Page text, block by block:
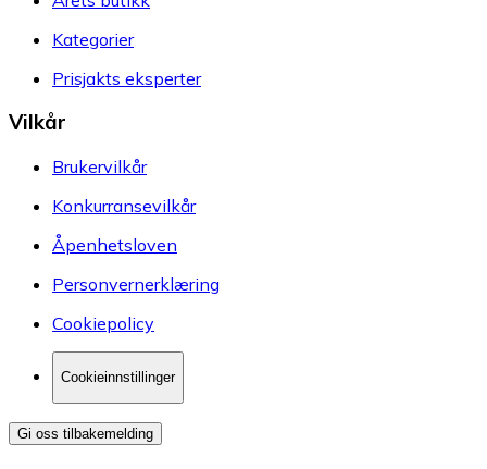
Kategorier
Prisjakts eksperter
Vilkår
Brukervilkår
Konkurransevilkår
Åpenhetsloven
Personvernerklæring
Cookiepolicy
Cookieinnstillinger
Gi oss tilbakemelding